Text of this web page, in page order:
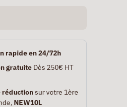
rapide en 24/72h
gratuiteDès 250€ HT
réductionsur votre 1ère
NEW10L